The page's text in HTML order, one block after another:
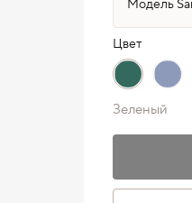
Цвет
Зеленый